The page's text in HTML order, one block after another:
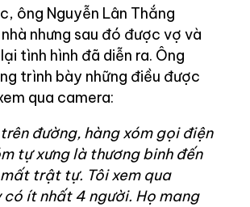
ông Nguyễn Lân Thắng
nhưng sau đó được vợ và
tình hình đã diễn ra. Ông
trình bày những điều được
qua camera:
đường, hàng xóm gọi điện
tự xưng là thương binh đến
trật tự. Tôi xem qua
ít nhất 4 người. Họ mang